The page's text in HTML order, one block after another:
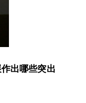
出哪些突出